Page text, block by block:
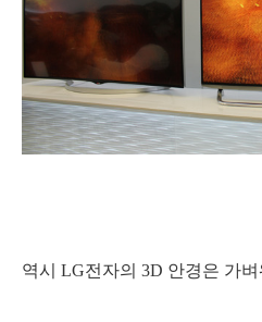
역시 LG전자의 3D 안경은 가